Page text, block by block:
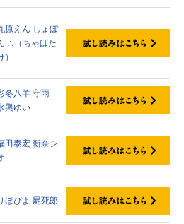
原えん しょぼ
∴（ちゃばた
）
冬八羊守雨
輿ゆい
田泰宏新奈シ
ほぴよ 屍死郎